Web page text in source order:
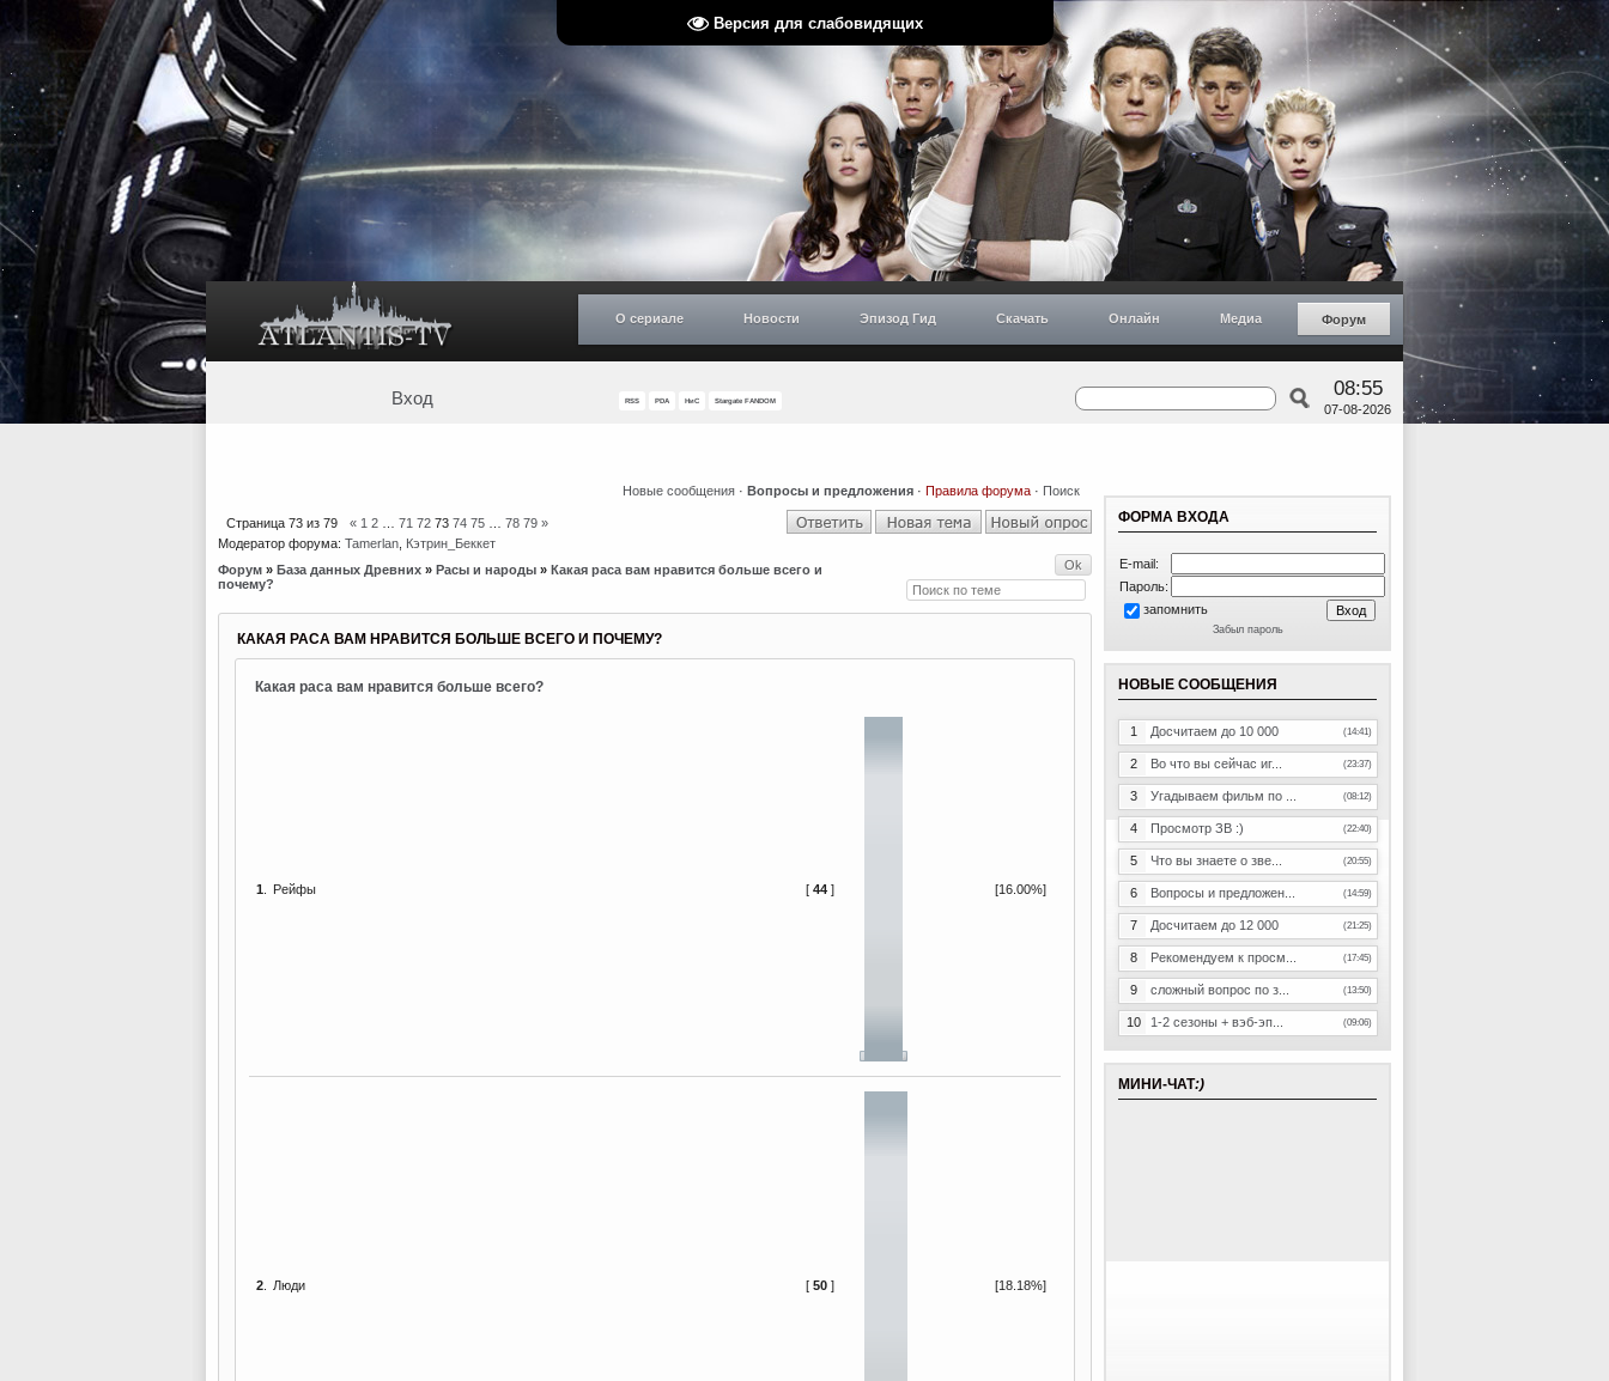
Версия для слабовидящих
О сериале Новости Эпизод Гид Скачать Онлайн Медиа Форум
Вход RSS PDA НиС Stargate FANDOM
08:55
07-08-2026
Новые сообщения · Вопросы и предложения · Правила форума · Поиск
Страница 73 из 79 « 1 2 71 72 73 74 75 78 79 »
Модератор форума: Tamerlan Кэтрин_Беккет
Форум » База данных Древних » Расы и народы » Какая раса вам нравится больше всего и
почему?
КАКАЯ РАСА ВАМ НРАВИТСЯ БОЛЬШЕ ВСЕГО И ПОЧЕМУ?
Какая раса вам нравится больше всего?
1 Рейфы [ 44] [16.00%]
2. Люди [ 50] [18.18%]
ФОРМА ВХОДА
E-mail:
Пароль:
запомнить
Забыл пароль
НОВЫЕ СООБЩЕНИЯ
1 Досчитаем до 10 000 (14:41)
2 Во что вы сейчас иг... (23:37)
3 Угадываем фильм по ... (08:12)
4 Просмотр ЗВ :) (22:40)
5 Что вы знаете о зве... (20:55)
6 Вопросы и предложен... (14:59)
7 Досчитаем до 12 000 (21:25)
8 Рекомендуем к просм... (17:45)
9 сложный вопрос по з... (13:50)
10 1-2 сезоны + вэб-эп... (09:06)
МИНИ-ЧАТ:)